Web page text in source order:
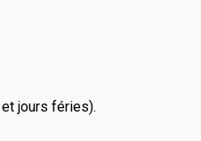
jours féries).